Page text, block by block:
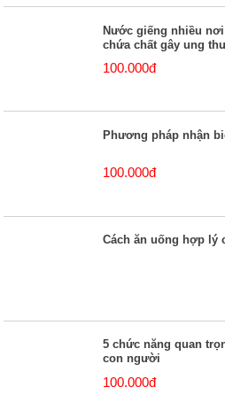
Nước giếng nhiều
chứa chất gây ung
100.000đ
Phương pháp nhận
100.000đ
Cách ăn uống hợp lý
5 chức năng quan
con người
100.000đ